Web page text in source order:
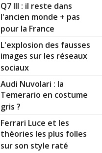
Q7 III : il reste dans
l'ancien monde + pas
pour la France
L'explosion des fausses
images sur les réseaux
sociaux
Audi Nuvolari : la
Temerario en costume
gris ?
Ferrari Luce et les
théories les plus folles
sur son style raté